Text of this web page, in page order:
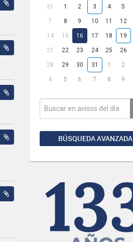
31 1 2 3 4 5
7 8 9 10 11 12
14 15 16 17 18 19
21 22 23 24 25 26
28 29 30 31 1 2
4 5 6 7 8 9
BÚSQUEDA AVANZADA